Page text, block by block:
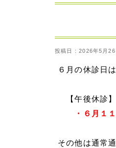
投稿日 : 2026年5月26
６月の休診日
【午後休診
・６月１１
その他は通常